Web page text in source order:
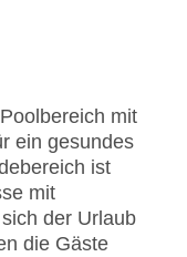
mit
ein gesundes
ist
mit
der Urlaub
die Gäste